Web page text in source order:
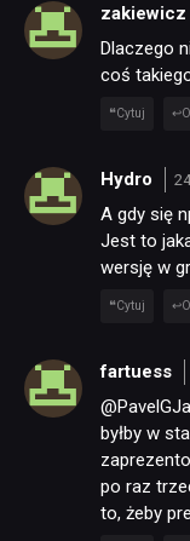
zakiewicz
Dlaczego
coś
Cytuj
Hydro
A gdy się
Jest to
wersję w
Cytuj
fartuess
byłby w
po raz
to, żeby